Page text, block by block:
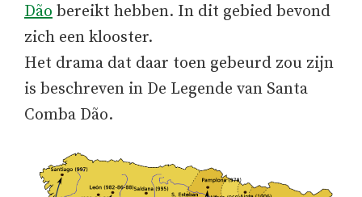
Dão bereikt hebben. In dit gebied bevond
zich een klooster.
Het drama dat daar toen gebeurd zou zijn
is beschreven in De Legende van Santa
Comba Dão.